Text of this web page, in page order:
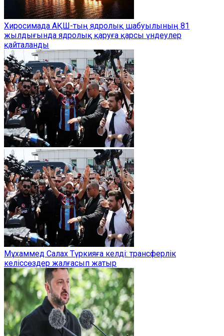
Хиросимада АҚШ-тың ядролық шабуылының 81
жылдығында ядролық қаруға қарсы үндеулер
қайталанды
Мұхаммед Салах Түркияға келді: трансферлік
келіссөздер жалғасып жатыр